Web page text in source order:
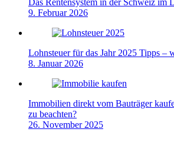
Das Rentensystem in der Schweiz im
9. Februar 2026
Lohnsteuer für das Jahr 2025 Tipps –
8. Januar 2026
Immobilien direkt vom Bauträger
zu beachten?
26. November 2025